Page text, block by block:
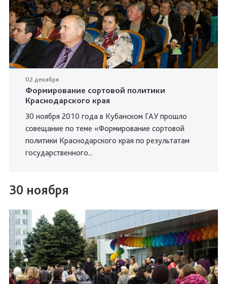
02 декабря
Формирование сортовой политики
Краснодарского края
30 ноября 2010 года в Кубанском ГАУ прошло
совещание по теме «Формирование сортовой
политики Краснодарского края по результатам
государственного...
30 ноября